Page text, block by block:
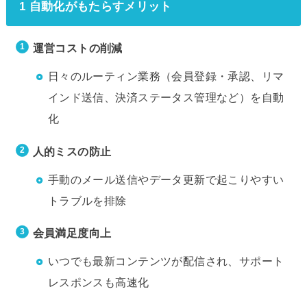
1 自動化がもたらすメリット
運営コストの削減
日々のルーティン業務（会員登録・承認、リマ
インド送信、決済ステータス管理など）を自動
化
人的ミスの防止
手動のメール送信やデータ更新で起こりやすい
トラブルを排除
会員満足度向上
いつでも最新コンテンツが配信され、サポート
レスポンスも高速化